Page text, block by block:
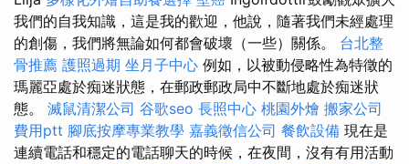
我們的自我知識，這是我的歡迎，他說，隨著我們未經處理
的創傷，我們將無論如何都會破壞（一些）關係。 台北整
骨推薦 護照過期 坐月子中心 例如，以被動侵略性為特徵的
瑪麗亞處於痴迷狀態，在郵政郵政局中不斷地處於痴迷狀
態。 滅鼠清潔公司 谷歌seo 長照中心 桃園外燴 搬家公司
費用ptt 腳底按摩專業教學 嘉義徵信公司 餐飲設備 現在是
連續電話和穩定的電話聊天的時候，在夜間，沒有有用活動